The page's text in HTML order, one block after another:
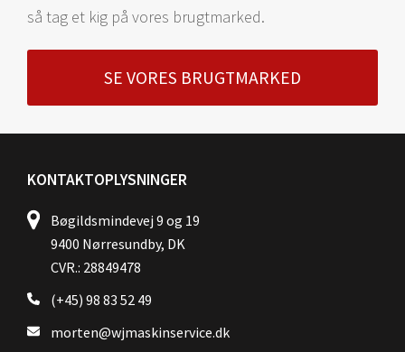
så tag et kig på vores brugtmarked.
SE VORES BRUGTMARKED
KONTAKTOPLYSNINGER
Bøgildsmindevej 9 og 19
9400 Nørresundby, DK
CVR.: 28849478
(+45) 98 83 52 49
morten@wjmaskinservice.dk